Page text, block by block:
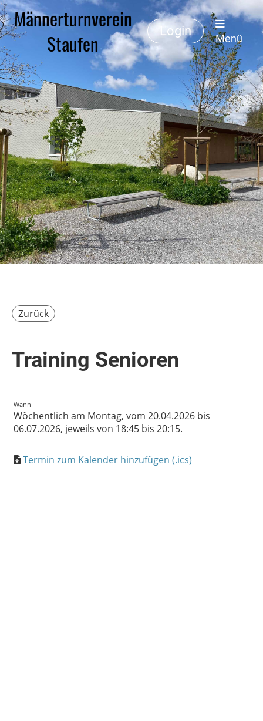
Männerturnverein
Staufen
Login
Menü
Zurück
Training Senioren
Wann
Wöchentlich am Montag, vom 20.04.2026 bis
06.07.2026, jeweils von 18:45 bis 20:15.
Termin zum Kalender hinzufügen (.ics)